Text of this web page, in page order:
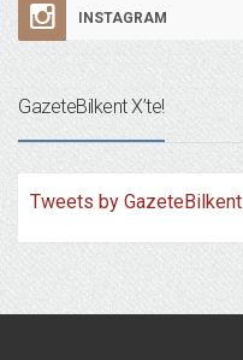
INSTAGRAM
GazeteBilkent X’te!
Tweets by GazeteBilkent